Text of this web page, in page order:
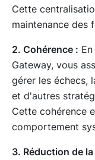
Cette
maintenance des
2. Cohérence :
Gateway, vous
gérer les échecs,
et d'autres
Cette cohérence
comportement
3. Réduction de